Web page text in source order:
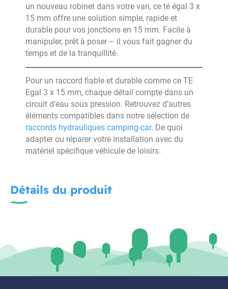
un nouveau robinet dans votre van, ce té égal 3 x
15 mm offre une solution simple, rapide et
durable pour vos jonctions en 15 mm. Facile à
manipuler, prêt à poser – il vous fait gagner du
temps et de la tranquillité.
Pour un raccord fiable et durable comme ce TE
Egal 3 x 15 mm, chaque détail compte dans un
circuit d’eau sous pression. Retrouvez d’autres
éléments compatibles dans notre sélection de
raccords hydrauliques camping-car. De quoi
adapter ou réparer votre installation avec du
matériel spécifique véhicule de loisirs.
Détails du produit